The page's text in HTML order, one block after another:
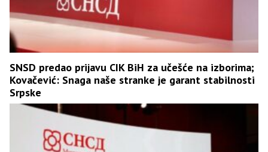
SNSD predao prijavu CIK BiH za učešće na izborima;
Kovačević: Snaga naše stranke je garant stabilnosti
Srpske